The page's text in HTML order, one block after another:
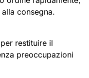
consegna.
restituire il
preoccupazioni